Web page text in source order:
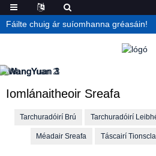
Fáilte chuig ár suíomhanna gréasáin!
Iomlánaitheoir Sreafa
Tarchuradóirí Brú Tarchuradóirí
Méadair Sreafa Táscairí